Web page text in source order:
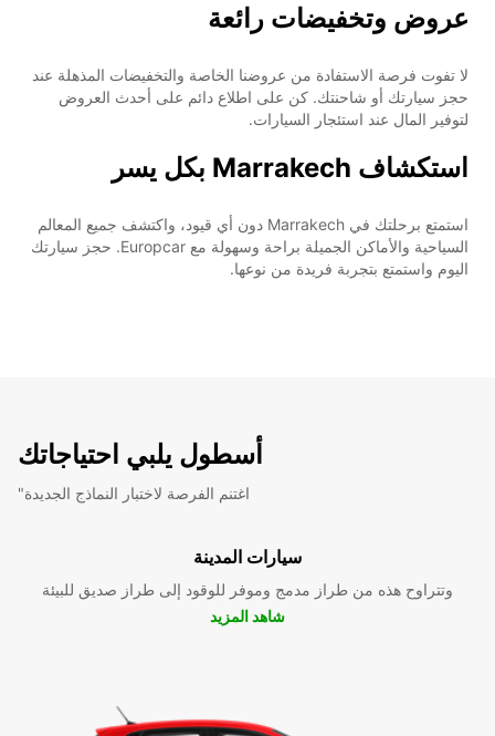
عروض وتخفيضات رائعة
لا تفوت فرصة الاستفادة من عروضنا الخاصة والتخفيضات المذهلة عند
حجز سيارتك أو شاحنتك. كن على اطلاع دائم على أحدث العروض
لتوفير المال عند استئجار السيارات.
استكشاف Marrakech بكل يسر
استمتع برحلتك في Marrakech دون أي قيود، واكتشف جميع المعالم
السياحية والأماكن الجميلة براحة وسهولة مع Europcar. حجز سيارتك
اليوم واستمتع بتجربة فريدة من نوعها.
أسطول يلبي احتياجاتك
"اغتنم الفرصة لاختبار النماذج الجديدة
سيارات المدينة
وتتراوح هذه من طراز مدمج وموفر للوقود إلى طراز صديق للبيئة
شاهد المزيد